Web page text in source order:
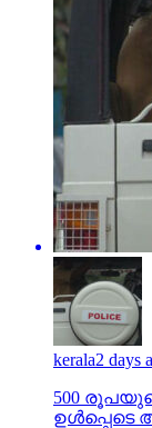
kerala2 days
500